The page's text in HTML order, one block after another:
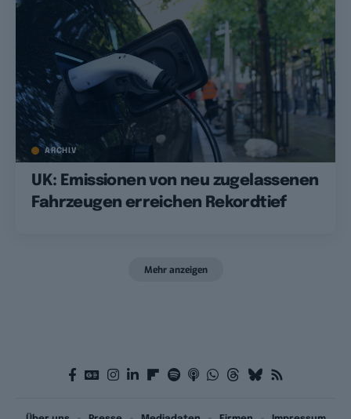
ARCHIV
UK: Emissionen von neu zugelassenen
Fahrzeugen erreichen Rekordtief
Mehr anzeigen